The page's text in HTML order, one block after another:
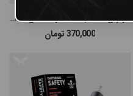
کارتریج Cheyenne قطر 14 مدل Open Liner
370,000تومان